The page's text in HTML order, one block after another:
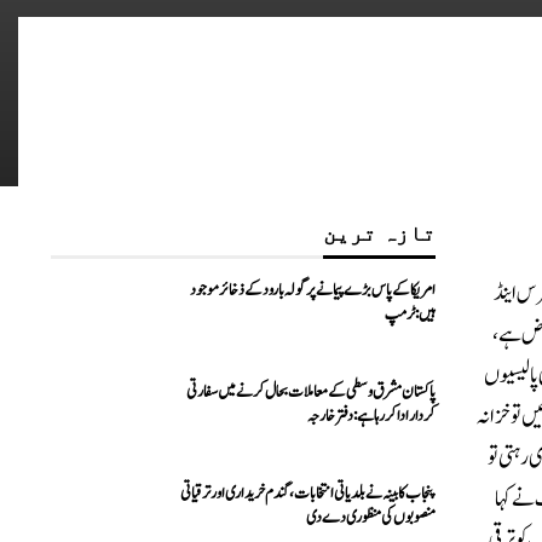
اینڈ
ہے،
تو خزانہ
کی رفتار جاری رہتی تو
نے کہا
تازہ ترین
امریکا کے پاس بڑے پیمانے پر گولہ بارود کے ذخائر موجود
ہیں: ٹرمپ
پاکستان مشرق وسطی کے معاملات بحال کرنے میں سفارتی
کردار ادا کررہا ہے: دفتر خارجہ
پنجاب کابینہ نے بلدیاتی انتخابات، گندم خریداری اور ترقیاتی
منصوبوں کی منظوری دے دی